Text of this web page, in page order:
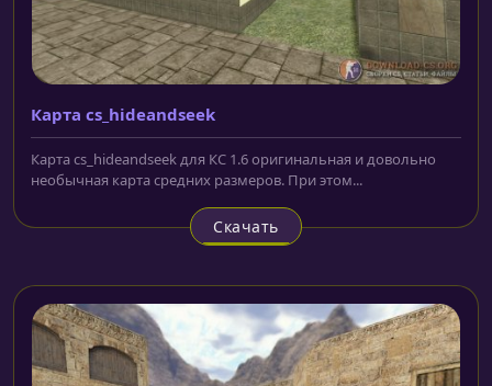
Карта cs_hideandseek
Карта cs_hideandseek для КС 1.6 оригинальная и довольно
необычная карта средних размеров. При этом...
Скачать